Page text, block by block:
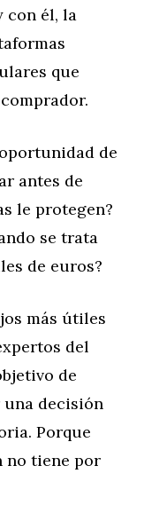
con él, la
que
de
antes de
le protegen?
se trata
de euros?
más útiles
del
de
decisión
Porque
no tiene por